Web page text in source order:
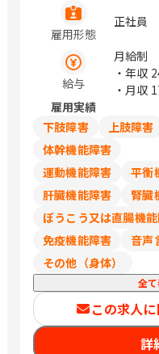
雇用形態
正社員
給与
月給制
・年収
・月収
雇用実績
下肢障害
上肢障害
体幹機能障害
運動機能障害
平衡
肝臓機能障害
腎臓
ぼうこう又は直腸機
免疫機能障害
音声
その他（身体）
全
この求人
詳